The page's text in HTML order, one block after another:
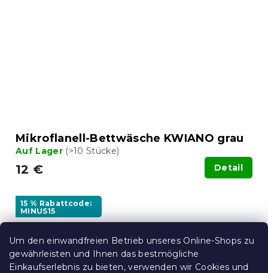
Um den einwandfreien Betrieb unseres Online-Shops zu
gewährleisten und Ihnen das bestmögliche
Einkaufserlebnis zu bieten, verwenden wir Cookies und
Mikroflanell-Bettwäsche KWIANO grau
Auf Lager (>10 Stücke)
12 € Detail
15 % Rabattcode:
MINUS15